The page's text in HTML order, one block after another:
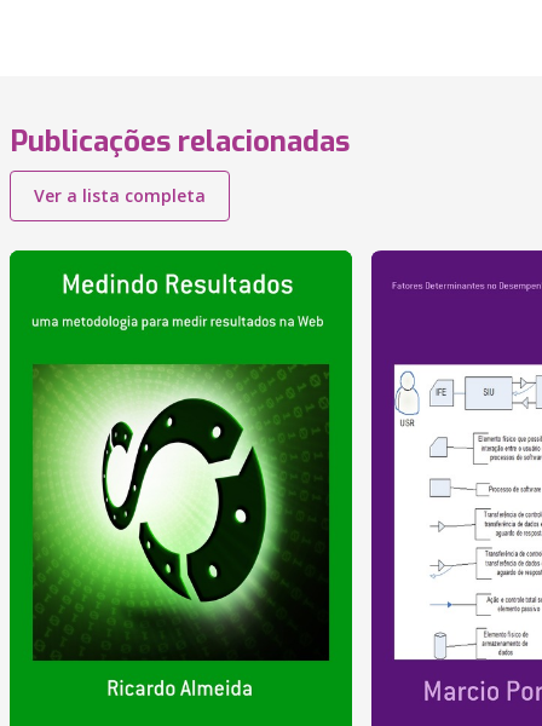
Publicações relacionadas
Ver a lista completa